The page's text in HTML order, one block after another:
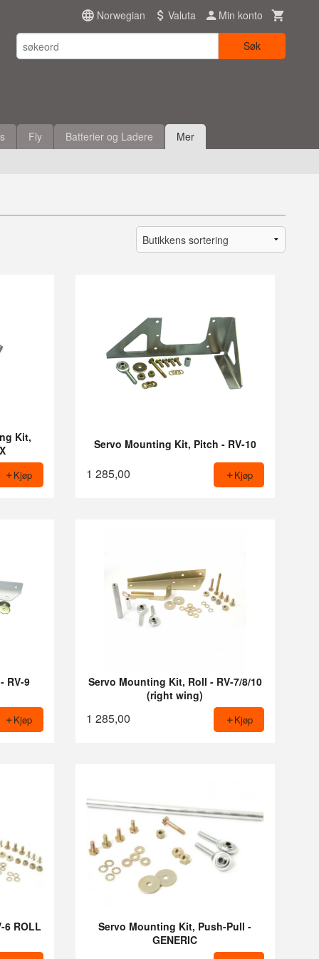
Norwegian Valuta Min konto
Søk
Fly Batterier og Ladere Mer
Kit,
Kjøp
Servo Mounting Kit, Pitch - RV-10
1 285,00 Kjøp
RV-9
Kjøp
Servo Mounting Kit, Roll - RV-7/8/10
(right wing)
1 285,00 Kjøp
6 ROLL
Servo Mounting Kit, Push-Pull -
GENERIC